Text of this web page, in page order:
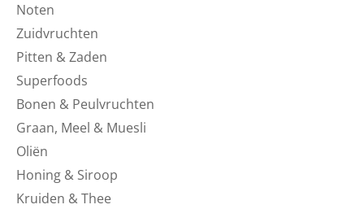
Noten
Zuidvruchten
Pitten & Zaden
Superfoods
Bonen & Peulvruchten
Graan, Meel & Muesli
Oliën
Honing & Siroop
Kruiden & Thee